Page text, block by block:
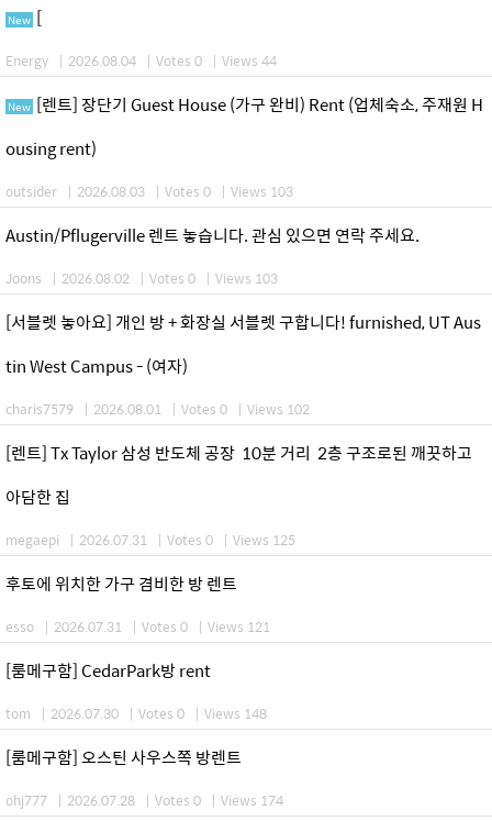
New [
Energy | 2026.08.04 | Votes 0 | Views 44
New [렌트] 장단기 Guest House (가구 완비) Rent (업체숙소, 주재원 H
ousing rent)
outsider | 2026.08.03 | Votes 0 | Views 103
Austin/Pflugerville 렌트 놓습니다. 관심 있으면 연락 주세요.
Joons | 2026.08.02 | Votes 0 | Views 103
[서블렛 놓아요] 개인 방 + 화장실 서블렛 구합니다! furnished, UT Aus
tin West Campus - (여자)
charis7579 | 2026.08.01 | Votes 0 | Views 102
[렌트] Tx Taylor 삼성 반도체 공장 10분 거리 2층 구조로된 깨끗하고
아담한 집
megaepi | 2026.07.31 | Votes 0 | Views 125
후토에 위치한 가구 겸비한 방 렌트
esso | 2026.07.31 | Votes 0 | Views 121
[룸메구함] CedarPark방 rent
tom | 2026.07.30 | Votes 0 | Views 148
[룸메구함] 오스틴 사우스쪽 방렌트
ohj777 | 2026.07.28 | Votes 0 | Views 174